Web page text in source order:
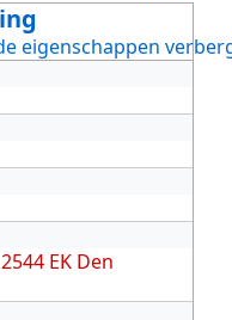
eigenschappen
EK Den